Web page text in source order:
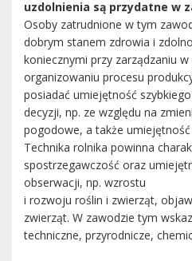
uzdolnienia są przydatne w
Osoby zatrudnione w tym
dobrym stanem zdrowia i
koniecznymi przy zarządzaniu
organizowaniu procesu
posiadać umiejętność
decyzji, np. ze względu na
pogodowe, a także
Technika rolnika powinna
spostrzegawczość oraz
obserwacji, np. wzrostu
i rozwoju roślin i zwierząt,
zwierząt. W zawodzie tym
techniczne, przyrodnicze,